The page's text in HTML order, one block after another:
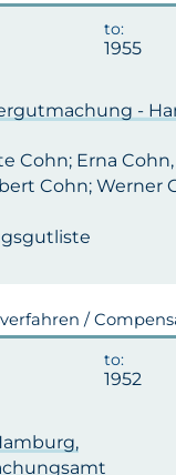
1955
-
Cohn; Erna
Cohn; Werner
/
1952